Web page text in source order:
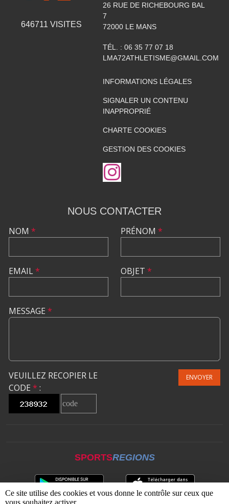
646711 VISITES
26 RUE DE RICHEBOURG BAL
7
72000 LE MANS
TÉL. : 06 35 77 07 18
LMA72ATHLETISME@GMAIL.COM
INFORMATIONS LÉGALES
SIGNALER UN CONTENU
INAPPROPRIÉ
CHARTE COOKIES
GESTION DES COOKIES
NOUS CONTACTER
NOM *
EMAIL*
PRÉNOM *
OBJET *
MESSAGE *
VEUILLEZ RECOPIER LE
CODE * :
ENVOYER
SPORTSREGIONS
Ce site utilise des cookies et vous donne le contrôle sur ceux que
vous souhaitez activer